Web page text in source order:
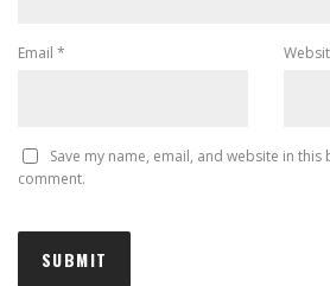
Email *
Save my name, email, and website in
comment.